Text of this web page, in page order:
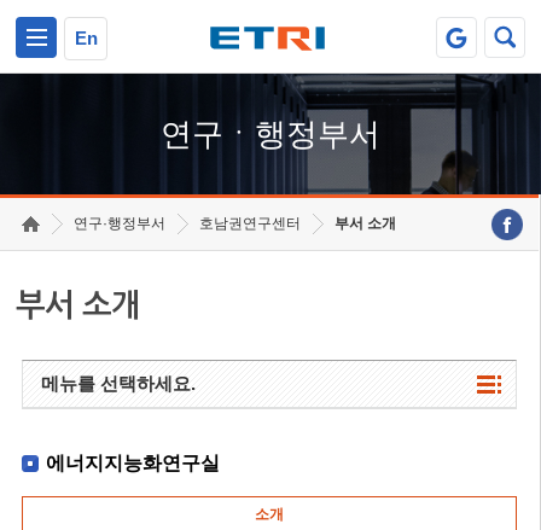
En
연구ㆍ행정부서
연구·행정부서 호남권연구센터 부서 소개
부서 소개
메뉴를 선택하세요.
에너지지능화연구실
소개